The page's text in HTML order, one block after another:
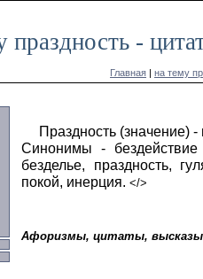
праздность -
Главная | на тему
Праздность (значение)
Синонимы - бездействие
безделье, праздность,
покой, инерция. </>
Афоризмы, цитаты,